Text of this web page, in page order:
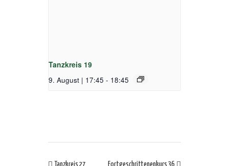
Tanzkreis 19
9. August | 17:45 - 18:45
Tanzkreis 27 Fortgeschrittenenkurs 36